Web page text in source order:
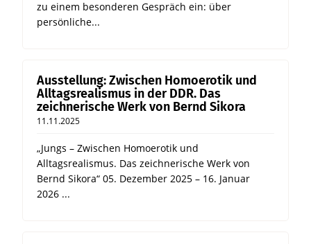
zu einem besonderen Gespräch ein: über
persönliche...
Ausstellung: Zwischen Homoerotik und
Alltagsrealismus in der DDR. Das
zeichnerische Werk von Bernd Sikora
11.11.2025
„Jungs – Zwischen Homoerotik und
Alltagsrealismus. Das zeichnerische Werk von
Bernd Sikora“ 05. Dezember 2025 – 16. Januar
2026 ...